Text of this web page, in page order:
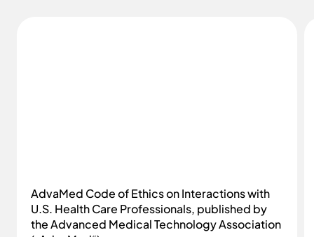
AdvaMed Code of Ethics on Interactions with
U.S. Health Care Professionals, published by
the Advanced Medical Technology Association